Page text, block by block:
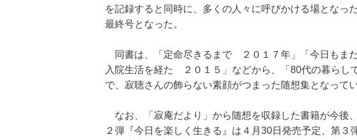
を記録すると同時に、多くの人々に呼びかける場となっ
最終号となった。
同書は、「定命尽きるまで ２０１７年」「今日もま
入院生活を経た ２０１５」などから、「80代の暮らし
で、寂聴さんの飾らない素顔がつまった随想集となってい
なお、「寂庵だより」から随想を収録した書籍が今後
２弾『今日を楽しく生きる』は４月30日発売予定、第３